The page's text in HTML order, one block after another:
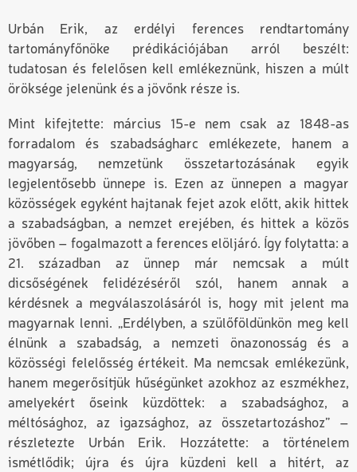
Urbán Erik, az erdélyi ferences rendtartomány
tartományfőnöke prédikációjában arról beszélt:
tudatosan és felelősen kell emlékeznünk, hiszen a múlt
öröksége jelenünk és a jövőnk része is.
Mint kifejtette: március 15-e nem csak az 1848-as
forradalom és szabadságharc emlékezete, hanem a
magyarság, nemzetünk összetartozásának egyik
legjelentősebb ünnepe is. Ezen az ünnepen a magyar
közösségek egyként hajtanak fejet azok előtt, akik hittek
a szabadságban, a nemzet erejében, és hittek a közös
jövőben – fogalmazott a ferences elöljáró. Így folytatta: a
21. században az ünnep már nemcsak a múlt
dicsőségének felidézéséről szól, hanem annak a
kérdésnek a megválaszolásáról is, hogy mit jelent ma
magyarnak lenni. „Erdélyben, a szülőföldünkön meg kell
élnünk a szabadság, a nemzeti önazonosság és a
közösségi felelősség értékeit. Ma nemcsak emlékezünk,
hanem megerősítjük hűségünket azokhoz az eszmékhez,
amelyekért őseink küzdöttek: a szabadsághoz, a
méltósághoz, az igazsághoz, az összetartozáshoz” –
részletezte Urbán Erik. Hozzátette: a történelem
ismétlődik; újra és újra küzdeni kell a hitért, az